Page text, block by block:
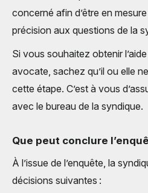
concerné afin d’être en
précision aux questions de la
Si vous souhaitez obtenir
avocate, sachez qu’il ou elle
cette étape. C’est à vous
avec le bureau de la syndique.
Que peut conclure
À l’issue de l’enquête, la
décisions suivantes :